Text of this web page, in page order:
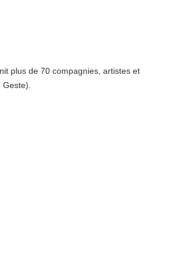
plus de 70 compagnies, artistes et